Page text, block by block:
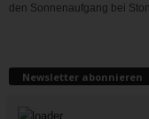
den Sonnenaufgang bei
Newsletter abonnieren